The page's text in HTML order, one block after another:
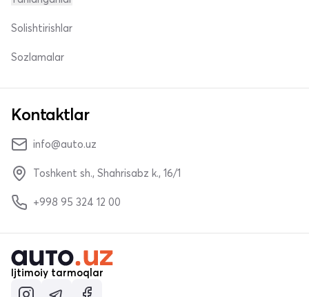
Solishtirishlar
Sozlamalar
Kontaktlar
info@auto.uz
Toshkent sh., Shahrisabz k., 16/1
+998 95 324 12 00
Ijtimoiy tarmoqlar